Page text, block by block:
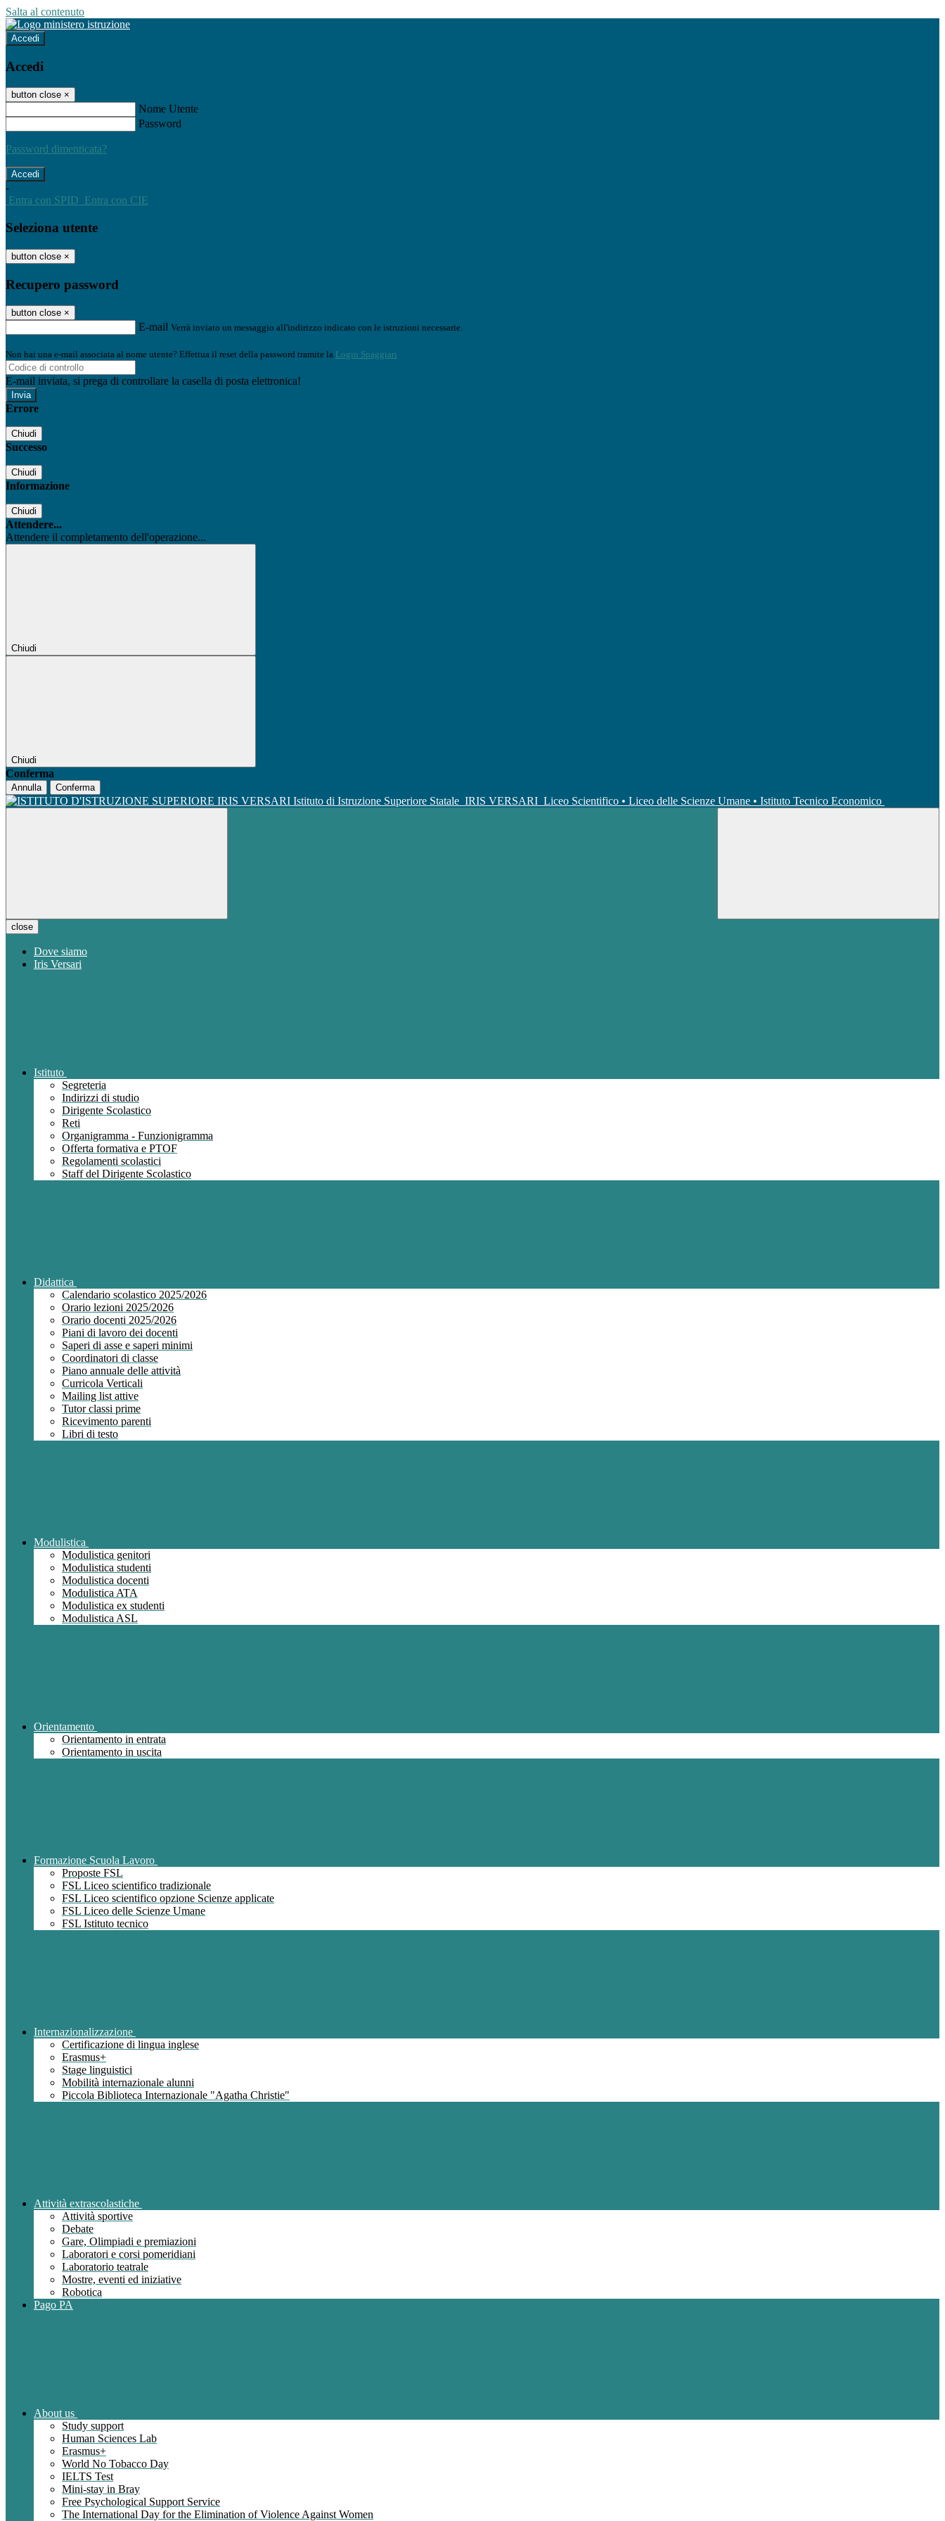
Salta al contenuto
Accedi
Accedi
button close ×
Nome Utente
Password
Password dimenticata?
-
Entra con SPID Entra con CIE
Seleziona utente
button close ×
Recupero password
button close ×
E-mail Verrà inviato un messaggio all'indirizzo indicato con le istruzioni necessarie.
Non hai una e-mail associata al nome utente? Effettua il reset della password tramite la Login Spaggiari
E-mail inviata, si prega di controllare la casella di posta elettronica!
Errore
Chiudi
Successo
Chiudi
Informazione
Chiudi
Attendere...
Attendere il completamento dell'operazione...
Chiudi
Chiudi
Conferma
Annulla Conferma
Istituto di Istruzione Superiore Statale IRIS VERSARI Liceo Scientifico • Liceo delle Scienze Umane • Istituto Tecnico Economico
close
Dove siamo
Iris Versari
Istituto
Segreteria
Indirizzi di studio
Dirigente Scolastico
Reti
Organigramma - Funzionigramma
Offerta formativa e PTOF
Regolamenti scolastici
Staff del Dirigente Scolastico
Didattica
Calendario scolastico 2025/2026
Orario lezioni 2025/2026
Orario docenti 2025/2026
Piani di lavoro dei docenti
Saperi di asse e saperi minimi
Coordinatori di classe
Piano annuale delle attività
Curricola Verticali
Mailing list attive
Tutor classi prime
Ricevimento parenti
Libri di testo
Modulistica
Modulistica genitori
Modulistica studenti
Modulistica docenti
Modulistica ATA
Modulistica ex studenti
Modulistica ASL
Orientamento
Orientamento in entrata
Orientamento in uscita
Formazione Scuola Lavoro
Proposte FSL
FSL Liceo scientifico tradizionale
FSL Liceo scientifico opzione Scienze applicate
FSL Liceo delle Scienze Umane
FSL Istituto tecnico
Internazionalizzazione
Certificazione di lingua inglese
Erasmus+
Stage linguistici
Mobilità internazionale alunni
Piccola Biblioteca Internazionale "Agatha Christie"
Attività extrascolastiche
Attività sportive
Debate
Gare, Olimpiadi e premiazioni
Laboratori e corsi pomeridiani
Laboratorio teatrale
Mostre, eventi ed iniziative
Robotica
Pago PA
About us
Study support
Human Sciences Lab
Erasmus+
World No Tobacco Day
IELTS Test
Mini-stay in Bray
Free Psychological Support Service
The International Day for the Elimination of Violence Against Women